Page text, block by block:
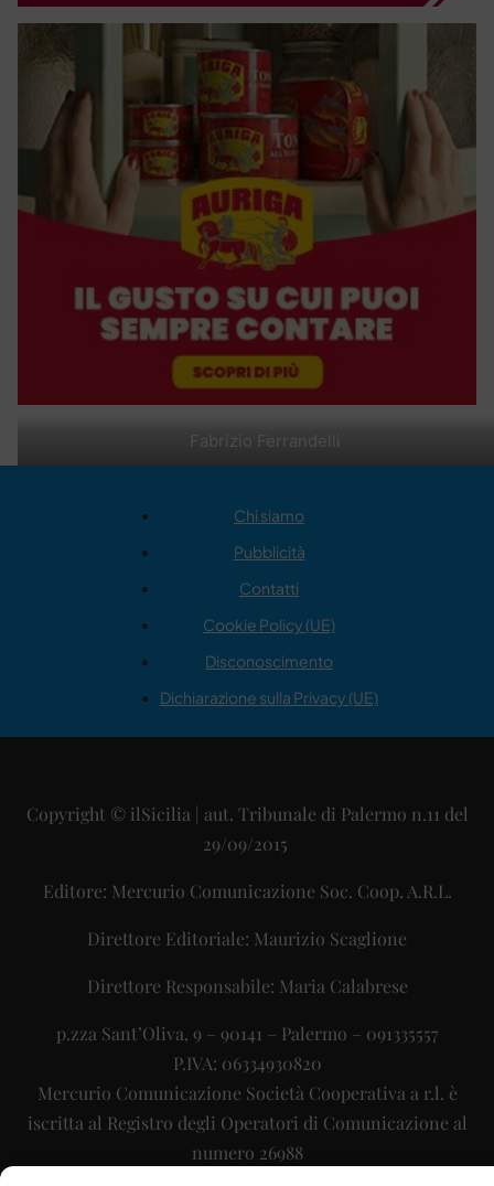
Fabrizio Ferrandelli
Chi siamo
Pubblicità
Contatti
Cookie Policy (UE)
Disconoscimento
Dichiarazione sulla Privacy (UE)
Copyright © ilSicilia | aut. Tribunale di Palermo n.11 del
29/09/2015
Editore: Mercurio Comunicazione Soc. Coop. A.R.L.
Direttore Editoriale: Maurizio Scaglione
Direttore Responsabile: Maria Calabrese
p.zza Sant’Oliva, 9 – 90141 – Palermo – 091335557
P.IVA: 06334930820
Mercurio Comunicazione Società Cooperativa a r.l. è
iscritta al Registro degli Operatori di Comunicazione al
numero 26988